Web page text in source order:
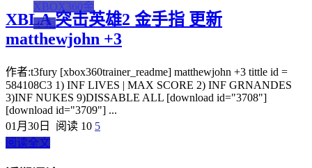
XBOX360金
手指
XBLA 突击英雄2 金手指 更新
matthewjohn +3
作者:t3fury [xbox360trainer_readme] matthewjohn +3 tittle id =
584108C3 1) INF LIVES | MAX SCORE 2) INF GRNANDES
3)INF NUKES 9)DISSABLE ALL [download id="3708"]
[download id="3709"] ...
01月30日
阅读 10 5
阅读全文